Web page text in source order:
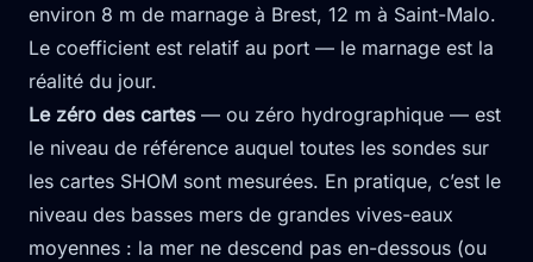
environ 8 m de marnage à Brest, 12 m à Saint-Malo.
Le coefficient est relatif au port — le marnage est la
réalité du jour.
Le zéro des cartes— ou zéro hydrographique — est
le niveau de référence auquel toutes les sondes sur
les cartes SHOM sont mesurées. En pratique, c’est le
niveau des basses mers de grandes vives-eaux
moyennes : la mer ne descend pas en-dessous (ou